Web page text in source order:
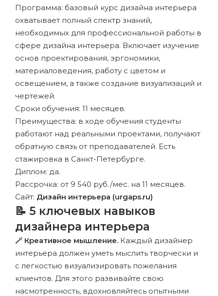
Программа: базовый курс дизайна интерьера
охватывает полный спектр знаний,
необходимых для профессиональной работы в
сфере дизайна интерьера. Включает изучение
основ проектирования, эргономики,
материаловедения, работу с цветом и
освещением, а также создание визуализаций и
чертежей.
Сроки обучения: 11 месяцев.
Преимущества: в ходе обучения студенты
работают над реальными проектами, получают
обратную связь от преподавателей. Есть
стажировка в Санкт-Петербурге.
Диплом: да.
Рассрочка: от 9 540 руб./мес. на 11 месяцев.
Сайт: Дизайн интерьера (urgaps.ru)
📝 5 ключевых навыков
дизайнера интерьера
🪄 Креативное мышление. Каждый дизайнер
интерьера должен уметь мыслить творчески и
с легкостью визуализировать пожелания
клиентов. Для этого развивайте свою
насмотренность, вдохновляйтесь опытными